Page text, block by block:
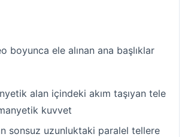
boyunca ele alınan ana başlıklar
alan içindeki akım taşıyan tele
kuvvet
sonsuz uzunluktaki paralel tellere